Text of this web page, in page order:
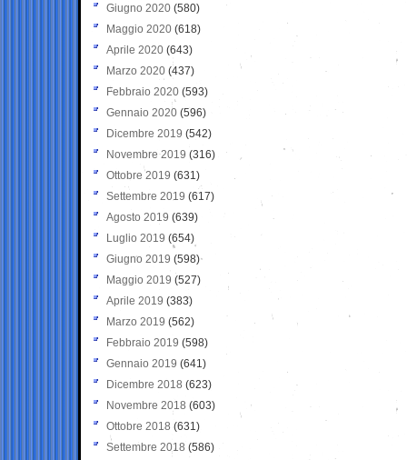
Giugno 2020 (580)
Maggio 2020 (618)
Aprile 2020 (643)
Marzo 2020 (437)
Febbraio 2020 (593)
Gennaio 2020 (596)
Dicembre 2019 (542)
Novembre 2019 (316)
Ottobre 2019 (631)
Settembre 2019 (617)
Agosto 2019 (639)
Luglio 2019 (654)
Giugno 2019 (598)
Maggio 2019 (527)
Aprile 2019 (383)
Marzo 2019 (562)
Febbraio 2019 (598)
Gennaio 2019 (641)
Dicembre 2018 (623)
Novembre 2018 (603)
Ottobre 2018 (631)
Settembre 2018 (586)